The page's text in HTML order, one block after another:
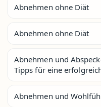
Abnehmen ohne Diät
Abnehmen ohne Diät
Abnehmen und
Tipps für eine
Abnehmen und